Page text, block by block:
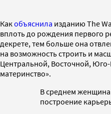
Какобъяснила изданию The
вплоть до рождения первого
декрете, тем больше она
на возможность строить и
Центральной, Восточной,
материнство».
В среднем женщина
построение